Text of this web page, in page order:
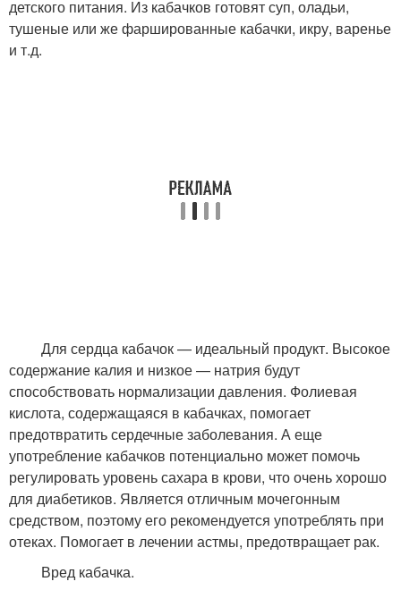
детского питания. Из кабачков готовят суп, оладьи,
тушеные или же фаршированные кабачки, икру, варенье
и т.д.
Для сердца кабачок — идеальный продукт. Высокое
содержание калия и низкое — натрия будут
способствовать нормализации давления. Фолиевая
кислота, содержащаяся в кабачках, помогает
предотвратить сердечные заболевания. А еще
употребление кабачков потенциально может помочь
регулировать уровень сахара в крови, что очень хорошо
для диабетиков. Является отличным мочегонным
средством, поэтому его рекомендуется употреблять при
отеках. Помогает в лечении астмы, предотвращает рак.
Вред кабачка.